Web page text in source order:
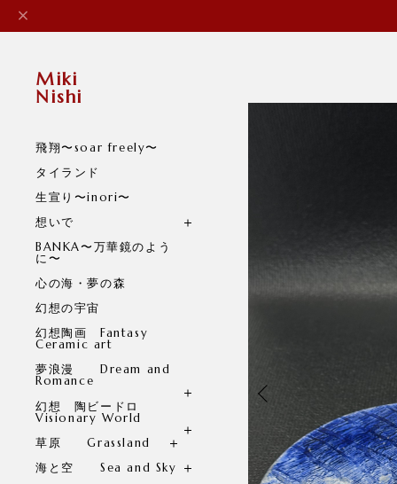
Miki
Nishi
飛翔〜soar freely〜
タイランド
生宣り〜inori〜
想いで
BANKA〜万華鏡のよう
に〜
心の海・夢の森
幻想の宇宙
幻想陶画 Fantasy
Ceramic art
夢浪漫 Dream and
Romance
幻想 陶ビードロ
Visionary World
草原 Grassland
海と空 Sea and Sky